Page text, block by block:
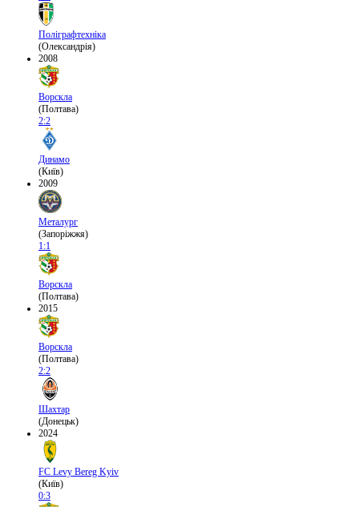
Поліграфтехніка
(Олександрія)
2008
Ворскла
(Полтава)
2:2
Динамо
(Київ)
2009
Металург
(Запоріжжя)
1:1
Ворскла
(Полтава)
2015
Ворскла
(Полтава)
2:2
Шахтар
(Донецьк)
2024
FC Levy Bereg Kyiv
(Київ)
0:3